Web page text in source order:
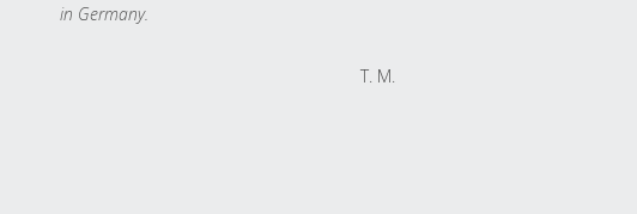
in Germany.
T. M.